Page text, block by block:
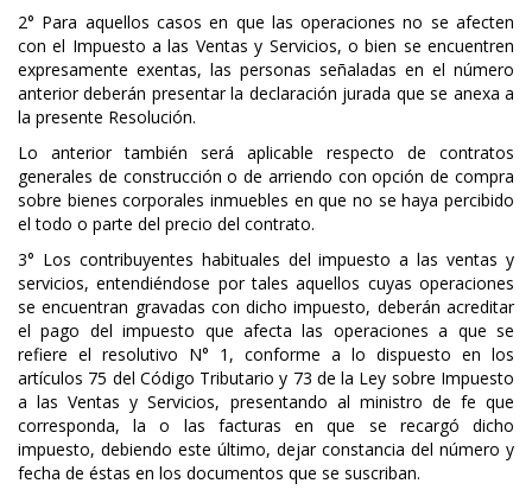
2° Para aquellos casos en que las operaciones no se afecten
con el Impuesto a las Ventas y Servicios, o bien se encuentren
expresamente exentas, las personas señaladas en el número
anterior deberán presentar la declaración jurada que se anexa a
la presente Resolución.
Lo anterior también será aplicable respecto de contratos
generales de construcción o de arriendo con opción de compra
sobre bienes corporales inmuebles en que no se haya percibido
el todo o parte del precio del contrato.
3° Los contribuyentes habituales del impuesto a las ventas y
servicios, entendiéndose por tales aquellos cuyas operaciones
se encuentran gravadas con dicho impuesto, deberán acreditar
el pago del impuesto que afecta las operaciones a que se
refiere el resolutivo N° 1, conforme a lo dispuesto en los
artículos 75 del Código Tributario y 73 de la Ley sobre Impuesto
a las Ventas y Servicios, presentando al ministro de fe que
corresponda, la o las facturas en que se recargó dicho
impuesto, debiendo este último, dejar constancia del número y
fecha de éstas en los documentos que se suscriban.